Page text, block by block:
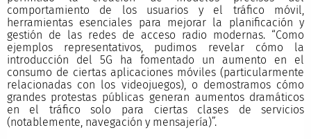
comportamiento de los usuarios y el tráfico móvil,
herramientas esenciales para mejorar la planificación y
gestión de las redes de acceso radio modernas. “Como
ejemplos representativos, pudimos revelar cómo la
introducción del 5G ha fomentado un aumento en el
consumo de ciertas aplicaciones móviles (particularmente
relacionadas con los videojuegos), o demostramos cómo
grandes protestas públicas generan aumentos dramáticos
en el tráfico solo para ciertas clases de servicios
(notablemente, navegación y mensajería)”.